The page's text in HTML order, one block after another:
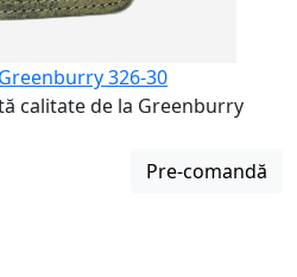
326-30
calitate de la Greenburry
Pre-comandă